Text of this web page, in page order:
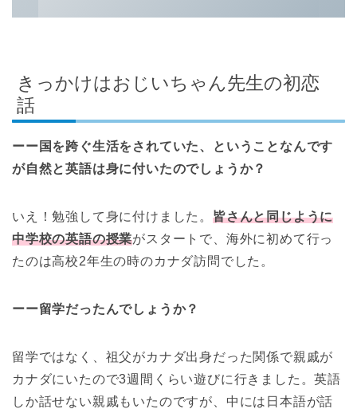
きっかけはおじいちゃん先生の初恋
話
ーー国を跨ぐ生活をされていた、ということなんです
が自然と英語は身に付いたのでしょうか？
いえ！勉強して身に付けました。 皆さんと同じように
中学校の英語の授業がスタートで、海外に初めて行っ
たのは高校2年生の時のカナダ訪問でした。
ーー留学だったんでしょうか？
留学ではなく、祖父がカナダ出身だった関係で親戚が
カナダにいたので3週間くらい遊びに行きました。英語
しか話せない親戚もいたのですが、中には日本語が話